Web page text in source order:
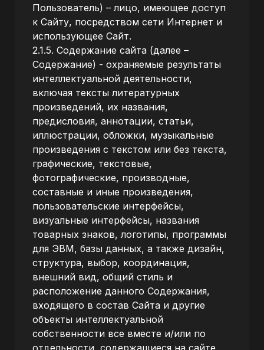
Пользователь) – лицо, имеющее доступ
к Сайту, посредством сети Интернет и
использующее Сайт.
2.1.5. Содержание сайта (далее –
Содержание) - охраняемые результаты
интеллектуальной деятельности,
включая тексты литературных
произведений, их названия,
предисловия, аннотации, статьи,
иллюстрации, обложки, музыкальные
произведения с текстом или без текста,
графические, текстовые,
фотографические, производные,
составные и иные произведения,
пользовательские интерфейсы,
визуальные интерфейсы, названия
товарных знаков, логотипы, программы
для ЭВМ, базы данных, а также дизайн,
структура, выбор, координация,
внешний вид, общий стиль и
расположение данного Содержания,
входящего в состав Сайта и другие
объекты интеллектуальной
собственности все вместе и/или по
отдельности, содержащиеся на сайте